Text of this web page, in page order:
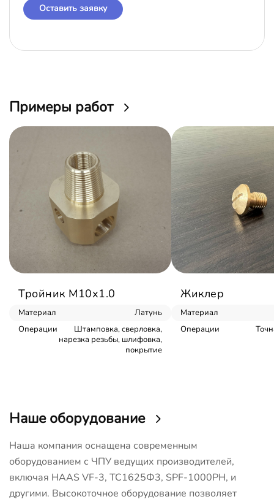
Оставить заявку
Примеры работ
Тройник М10х1.0
Материал
Латунь
Операции
Штамповка, сверловка,
нарезка резьбы, шлифовка,
покрытие
Жиклер
Материал
Операции
Наше оборудование
Наша компания оснащена современным
оборудованием с ЧПУ ведущих производителей,
включая HAAS VF-3, ТС1625Ф3, SPF-1000PH, и
другими. Высокоточное оборудование позволяет